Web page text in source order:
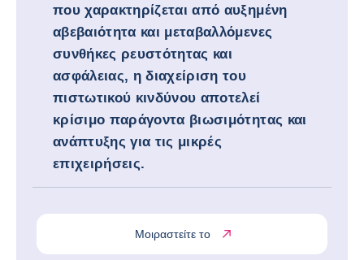
που χαρακτηρίζεται από αυξημένη
αβεβαιότητα και μεταβαλλόμενες
συνθήκες ρευστότητας και
ασφάλειας, η διαχείριση του
πιστωτικού κινδύνου αποτελεί
κρίσιμο παράγοντα βιωσιμότητας και
ανάπτυξης για τις μικρές
επιχειρήσεις.
Μοιραστείτε το